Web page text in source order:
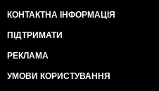
КОНТАКТНА ІНФОРМАЦІЯ
ПІДТРИМАТИ
РЕКЛАМА
УМОВИ КОРИСТУВАННЯ